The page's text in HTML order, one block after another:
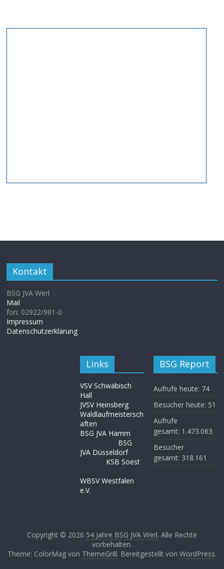
Kontakt
BSG JVA Werl
Mail
fon: 02922/981-0
Impressum
Datenschutzerklärung
Links
VSV Schwäbisch
Hall
JVSV Heinsberg
Waldlaufmeistersch
aften
BSG JVA Hamm
BSG
JVA Düsseldorf
KSB Soest
WBSV Westfalen
e.V.
BSG Report
Aufrufe heute: 74
Besucher heute: 51
Aufrufe
gesamt: 1.473.063
Besucher
gesamt: 318.161
Copyright © 2026 54 Jahre BSG JVA Werl. Alle Rechte
vorbehalten.
Theme: ColorMag von ThemeGrill. Bereitgestellt von WordPress.